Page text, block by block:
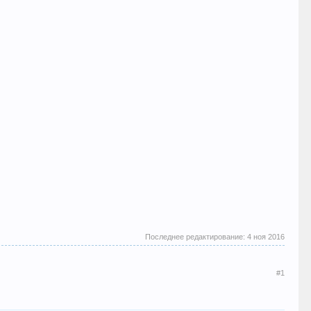
Последнее редактирование: 4 ноя 2016
#1